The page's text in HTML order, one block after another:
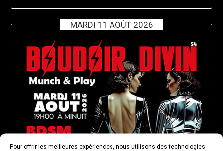
Pour offrir les meilleures expériences, nous utilisons des technologies
MARDI 11 AOÛT 2026